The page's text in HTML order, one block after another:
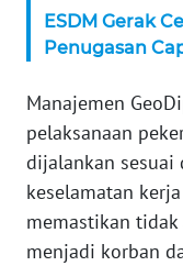
ESDM Gerak
Penugasan
Manajemen
pelaksanaan
dijalankan sesuai
keselamatan
memastikan
menjadi korban
WN
PAPUA
WN
PAPUA
RIAU